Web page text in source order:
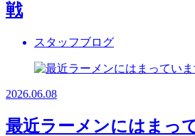
戦
スタッフブログ
2026.06.08
最近ラーメンにはまっ